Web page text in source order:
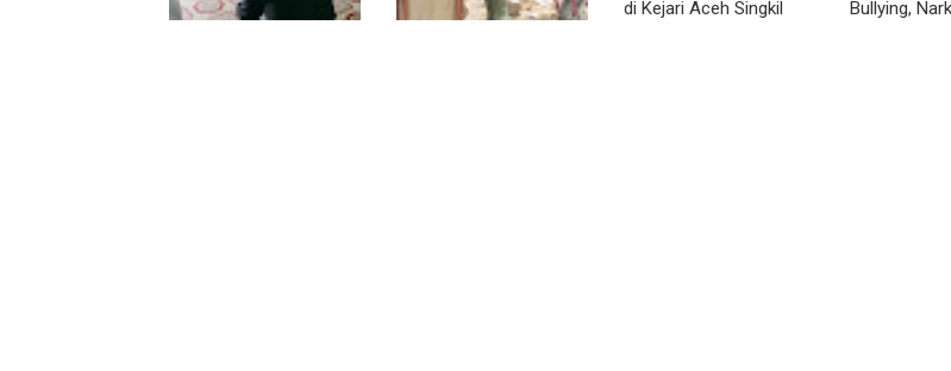
di Kejari Aceh Singkil
Bullying,